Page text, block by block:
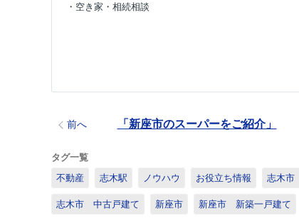
・空き家・相続相談
前へ 「新座市のスーパーをご紹介」
タグ一覧
不動産
志木駅 ノウハウ お役立ち情報 志木市
志木市 中古戸建て 新座市 新座市 新築一戸建て